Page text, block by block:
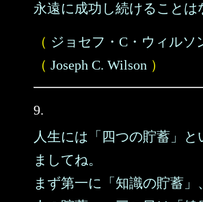
永遠に成功し続けることは
（ ジョセフ・C・ウィルソ
（ Joseph C. Wilson ）
9.
人生には「四つの貯蓄」と
ましてね。
まず第一に「知識の貯蓄」